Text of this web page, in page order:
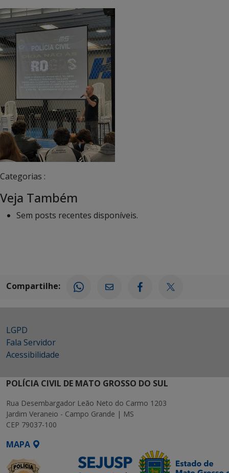
Categorias :
Veja Também
Sem posts recentes disponíveis.
Compartilhe:
LGPD
Fala Servidor
Acessibilidade
POLÍCIA CIVIL DE MATO GROSSO DO SUL
Rua Desembargador Leão Neto do Carmo 1203
Jardim Veraneio - Campo Grande | MS
CEP 79037-100
MAPA